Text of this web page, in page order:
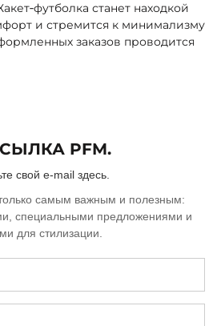
станет находкой
и стремится к минимализму
заказов проводится
PFM.
свой e-mail здесь.
самым важным и полезным:
специальными предложениями и
для стилизации.